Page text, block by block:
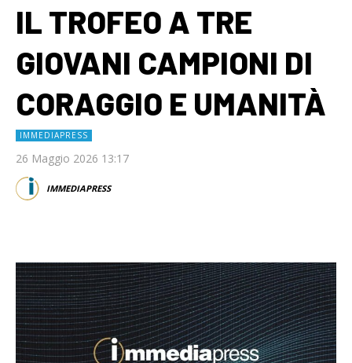
IL TROFEO A TRE
GIOVANI CAMPIONI DI
CORAGGIO E UMANITÀ
IMMEDIAPRESS
26 Maggio 2026 13:17
IMMEDIAPRESS